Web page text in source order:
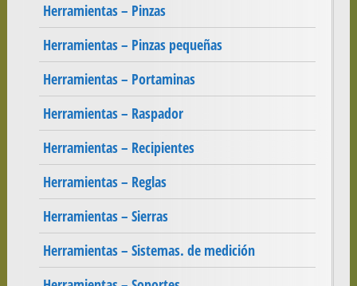
Herramientas – Pinzas
Herramientas – Pinzas pequeñas
Herramientas – Portaminas
Herramientas – Raspador
Herramientas – Recipientes
Herramientas – Reglas
Herramientas – Sierras
Herramientas – Sistemas. de medición